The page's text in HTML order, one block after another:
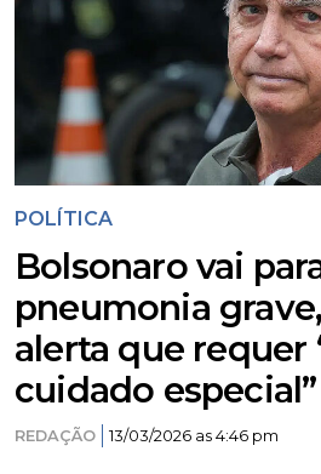
POLÍTICA
Bolsonaro vai
pneumonia
alerta que requer
cuidado especial”
REDAÇÃO 13/03/2026 as 4:46 pm